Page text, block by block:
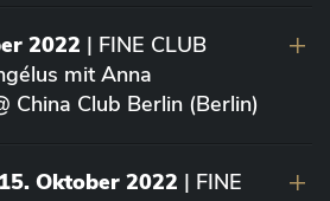
2022 | FINE CLUB
mit Anna
China Club Berlin (Berlin)
Oktober 2022 | FINE